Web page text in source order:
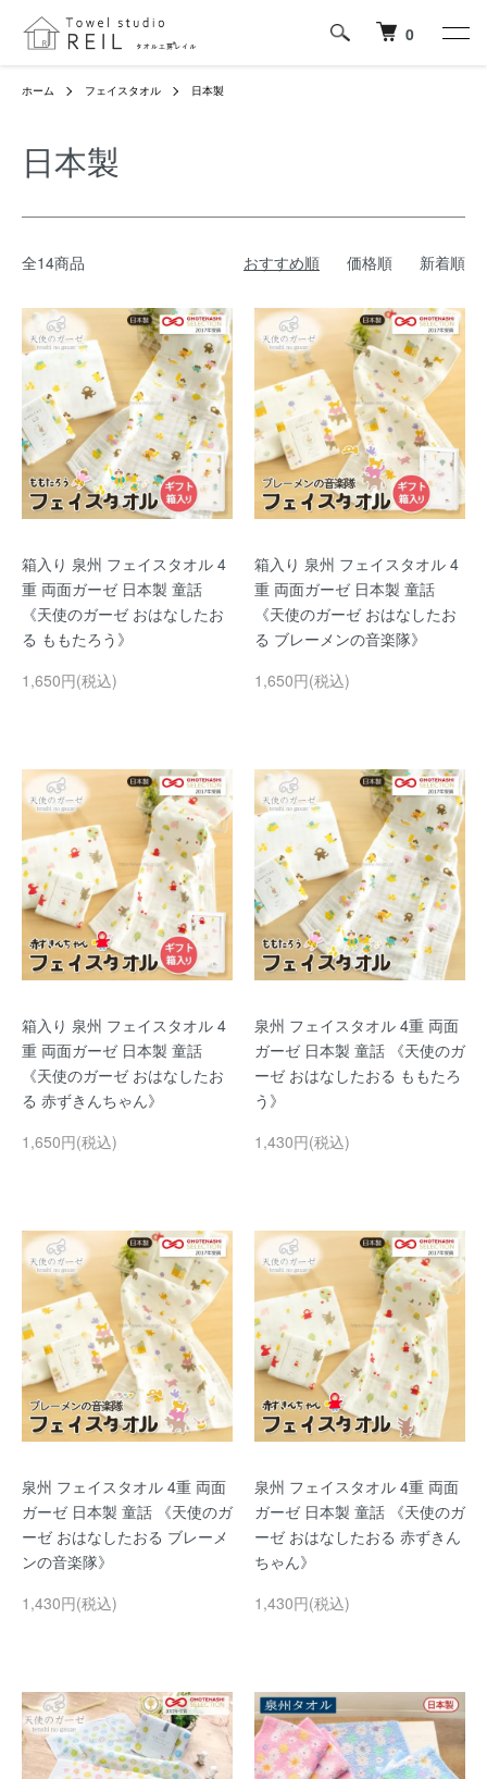
0
ホーム フェイスタオル 日本製
日本製
全14商品 おすすめ順 価格順 新着順
箱入り 泉州 フェイスタオル 4
重 両面ガーゼ 日本製 童話
《天使のガーゼ おはなしたお
る ももたろう》
1,650円(税込)
箱入り 泉州 フェイスタオル 4
重 両面ガーゼ 日本製 童話
《天使のガーゼ おはなしたお
る ブレーメンの音楽隊》
1,650円(税込)
箱入り 泉州 フェイスタオル 4
重 両面ガーゼ 日本製 童話
《天使のガーゼ おはなしたお
る 赤ずきんちゃん》
1,650円(税込)
泉州 フェイスタオル 4重 両面
ガーゼ 日本製 童話 《天使のガ
ーゼ おはなしたおる ももたろ
う》
1,430円(税込)
泉州 フェイスタオル 4重 両面
ガーゼ 日本製 童話 《天使のガ
ーゼ おはなしたおる ブレーメ
ンの音楽隊》
1,430円(税込)
泉州 フェイスタオル 4重 両面
ガーゼ 日本製 童話 《天使のガ
ーゼ おはなしたおる 赤ずきん
ちゃん》
1,430円(税込)